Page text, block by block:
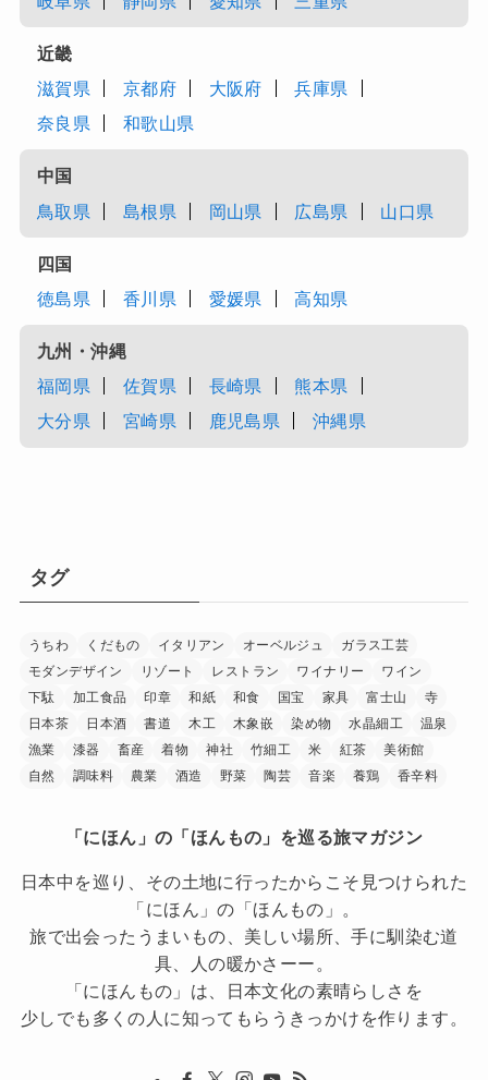
近畿
滋賀県
京都府 大阪府
兵庫県
奈良県
和歌山県
中国
鳥取県
島根県 岡山県 広島県 山口県
四国
徳島県
香川県 愛媛県 高知県
九州・沖縄
福岡県
佐賀県 長崎県
熊本県
大分県
宮崎県 鹿児島県 沖縄県
タグ
うちわ くだもの イタリアン オーベルジュ
ガラス工芸
モダンデザイン
リゾート レストラン ワイナリー
ワイン
下駄
加工食品 印章 和紙 和食 国宝 家具 富士山
寺
日本茶
日本酒 書道 木工 木象嵌 染め物 水晶細工
温泉
漁業
漆器 畜産 着物 神社 竹細工 米 紅茶
美術館
自然
調味料 農業 酒造 野菜 陶芸 音楽 養鶏 香辛料
「にほん」の「ほんもの」を巡る旅マガジン
日本中を巡り、その土地に行ったからこそ見つけられた
「にほん」の「ほんもの」。
旅で出会ったうまいもの、美しい場所、手に馴染む道
具、人の暖かさーー。
「にほんもの」は、日本文化の素晴らしさを
少しでも多くの人に知ってもらうきっかけを作ります。